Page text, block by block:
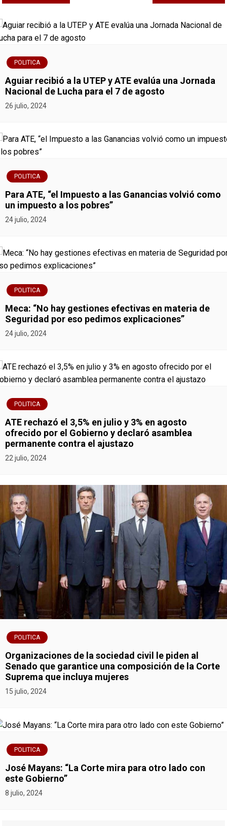
a
v
e
g
a
i
ó
n
d
e
n
t
r
a
d
a
s
POLITICA
Aguiar recibió a la UTEP y ATE evalúa una Jornada
Nacional de Lucha para el 7 de agosto
26 julio, 2024
POLITICA
Para ATE, “el Impuesto a las Ganancias volvió como
un impuesto a los pobres”
24 julio, 2024
POLITICA
Meca: “No hay gestiones efectivas en materia de
Seguridad por eso pedimos explicaciones”
24 julio, 2024
POLITICA
ATE rechazó el 3,5% en julio y 3% en agosto
ofrecido por el Gobierno y declaró asamblea
permanente contra el ajustazo
22 julio, 2024
POLITICA
Organizaciones de la sociedad civil le piden al
Senado que garantice una composición de la Corte
Suprema que incluya mujeres
15 julio, 2024
POLITICA
José Mayans: “La Corte mira para otro lado con
este Gobierno”
8 julio, 2024